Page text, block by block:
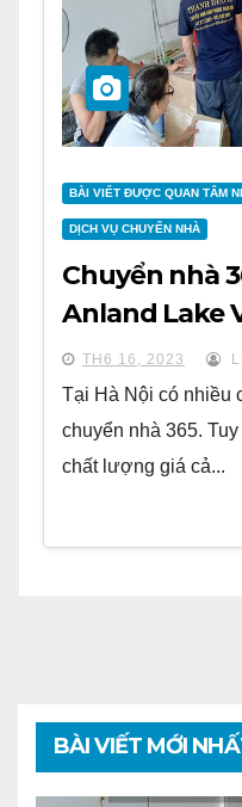
BÀI VIẾT ĐƯỢC QUAN TÂM
DỊCH VỤ CHUYỂN NHÀ
Chuyển nhà
Anland Lake
TH6 16, 2023
Tại Hà Nội có nhiều
chuyển nhà 365.
chất lượng giá cả...
BÀI VIẾT MỚI